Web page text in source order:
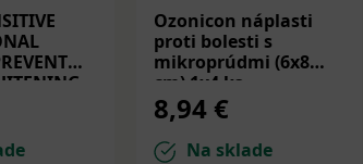
75 ml
Ozonicon náplasti
proti bolesti s
mikroprúdmi (6x8
cm) 1x4 ks
8,94 €
Na sklade